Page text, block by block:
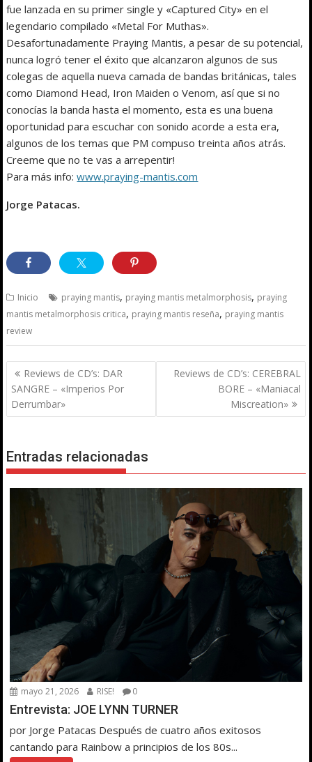
fue lanzada en su primer single y «Captured City» en el
legendario compilado «Metal For Muthas».
Desafortunadamente Praying Mantis, a pesar de su potencial,
nunca logró tener el éxito que alcanzaron algunos de sus
colegas de aquella nueva camada de bandas británicas, tales
como Diamond Head, Iron Maiden o Venom, así que si no
conocías la banda hasta el momento, esta es una buena
oportunidad para escuchar con sonido acorde a esta era,
algunos de los temas que PM compuso treinta años atrás.
Creeme que no te vas a arrepentir!
Para más info:www.praying-mantis.com
Jorge Patacas.
Inicio praying mantis, praying mantis metalmorphosis, praying
mantis metalmorphosis critica, praying mantis reseña, praying mantis
review
Navegación
de
entradas
Reviews de CD’s: DAR
SANGRE – «Imperios Por
Derrumbar»
Reviews de CD’s: CEREBRAL
BORE – «Maniacal
Miscreation»
Entradas relacionadas
mayo 21, 2026 RISE! 0
Entrevista: JOE LYNN TURNER
por Jorge Patacas Después de cuatro años exitosos
cantando para Rainbow a principios de los 80s...